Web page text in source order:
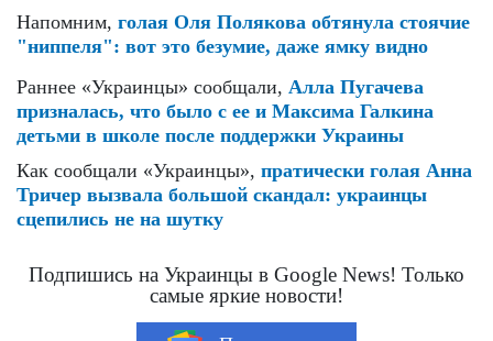
Напомним, голая Оля Полякова обтянула стоячие
"ниппеля": вот это безумие, даже ямку видно
Раннее «Украинцы» сообщали, Алла Пугачева
призналась, что было с ее и Максима Галкина
детьми в школе после поддержки Украины
Как сообщали «Украинцы», пратически голая Анна
Тричер вызвала большой скандал: украинцы
сцепились не на шутку
Подпишись на Украинцы в Google News! Только
самые яркие новости!